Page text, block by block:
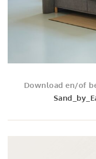
Download en/of